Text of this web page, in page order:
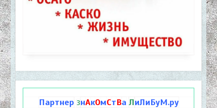
Партнер ЗнАкОмСтВа ЛиЛиБуМ.ру